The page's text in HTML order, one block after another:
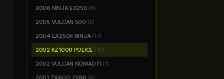
2006 NINJA EX250 (8)
2005 VULCAN 500 (3)
2004 EX250R NINJA (17)
2002 KZ1000 POLICE (10)
2002 VULCAN NOMAD FI (1)
2001 ZX600_2596 (8)